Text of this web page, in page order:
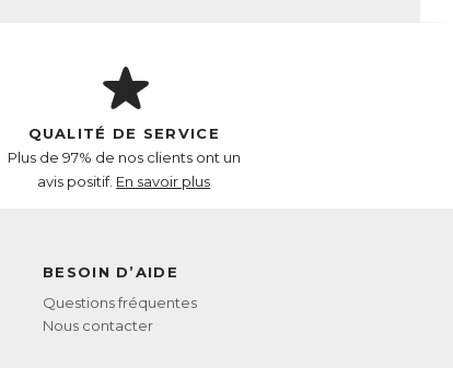
QUALITÉ DE SERVICE
Plus de 97% de nos clients ont un
avis positif. En savoir plus
BESOIN D’AIDE
Questions fréquentes
Nous contacter